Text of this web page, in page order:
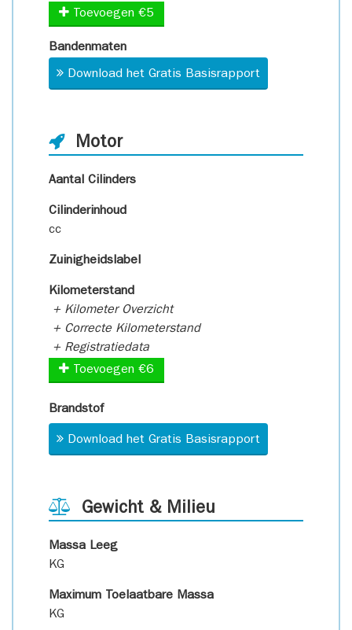
Toevoegen €5
Bandenmaten
Download het Gratis Basisrapport
Motor
Aantal Cilinders
Cilinderinhoud
cc
Zuinigheidslabel
Kilometerstand
+ Kilometer Overzicht
+ Correcte Kilometerstand
+ Registratiedata
Toevoegen €6
Brandstof
Download het Gratis Basisrapport
Gewicht & Milieu
Massa Leeg
KG
Maximum Toelaatbare Massa
KG